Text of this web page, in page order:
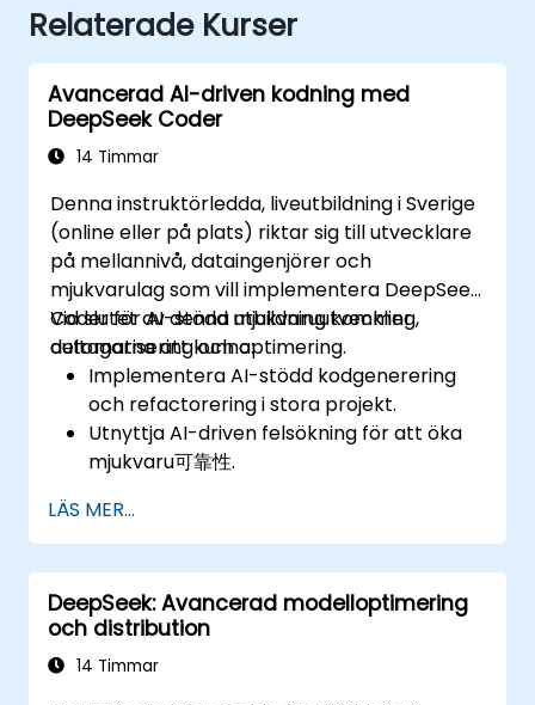
Relaterade Kurser
Avancerad AI-driven kodning med
DeepSeek Coder
14 Timmar
Denna instruktörledda, liveutbildning i Sverige
(online eller på plats) riktar sig till utvecklare
på mellannivå, dataingenjörer och
mjukvarulag som vill implementera DeepSeek
Coder för AI-stödd mjukvaruutveckling,
automatisering och optimering.
Vid slutet av denna utbildning kommer
deltagarna att kunna:
Implementera AI-stödd kodgenerering
och refactorering i stora projekt.
Utnyttja AI-driven felsökning för att öka
mjukvaru可靠性.
CI/CD-pipelines.
Använda AI för intelligent automatisering
inom mjukvaruutvecklingsflöden.
LÄS MER...
DeepSeek: Avancerad modelloptimering
och distribution
14 Timmar